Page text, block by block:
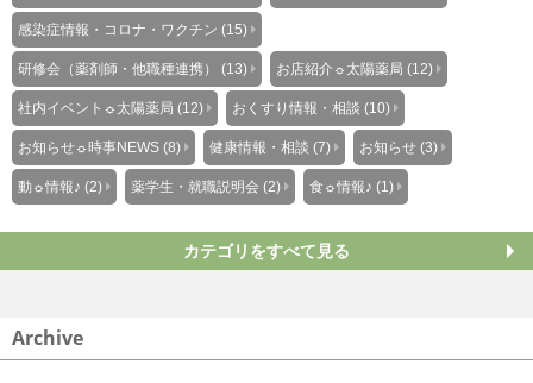
感染症情報・コロナ・ワクチン (15)
研修会（薬剤師・他職種連携） (13) お店紹介☼太陽薬局 (12)
社内イベント☼太陽薬局 (12) おくすり情報・相談 (10)
お知らせ☼時事NEWS (8) 健康情報・相談 (7) お知らせ (3)
動☼情報♪ (2) 薬学生・就職説明会 (2) 食☼情報♪ (1)
カテゴリをすべて見る
Archive